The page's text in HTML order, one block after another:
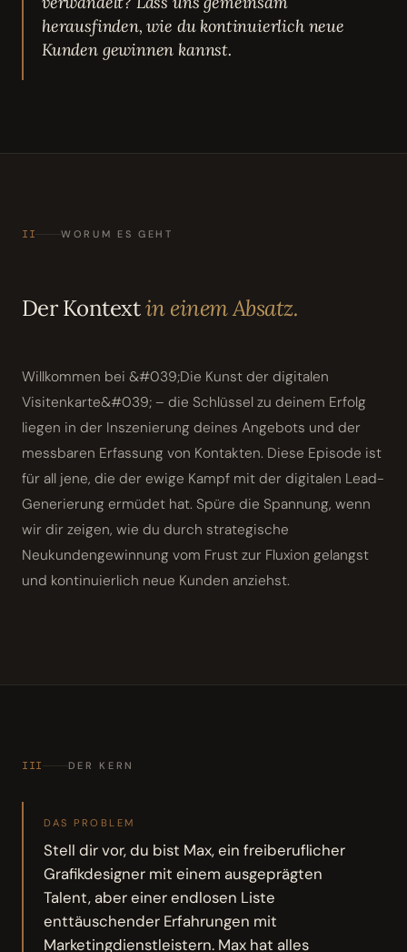
herausfinden, wie du kontinuierlich neue
Kunden gewinnen kannst.
II WORUM ES GEHT
Der Kontextin einem Absatz.
Willkommen bei &#039;Die Kunst der digitalen
Visitenkarte&#039; – die Schlüssel zu deinem Erfolg
liegen in der Inszenierung deines Angebots und der
messbaren Erfassung von Kontakten. Diese Episode ist
für all jene, die der ewige Kampf mit der digitalen Lead-
Generierung ermüdet hat. Spüre die Spannung, wenn
wir dir zeigen, wie du durch strategische
Neukundengewinnung vom Frust zur Fluxion gelangst
und kontinuierlich neue Kunden anziehst.
III DER KERN
DAS PROBLEM
Stell dir vor, du bist Max, ein freiberuflicher
Grafikdesigner mit einem ausgeprägten
Talent, aber einer endlosen Liste
enttäuschender Erfahrungen mit
Marketingdienstleistern. Max hat alles